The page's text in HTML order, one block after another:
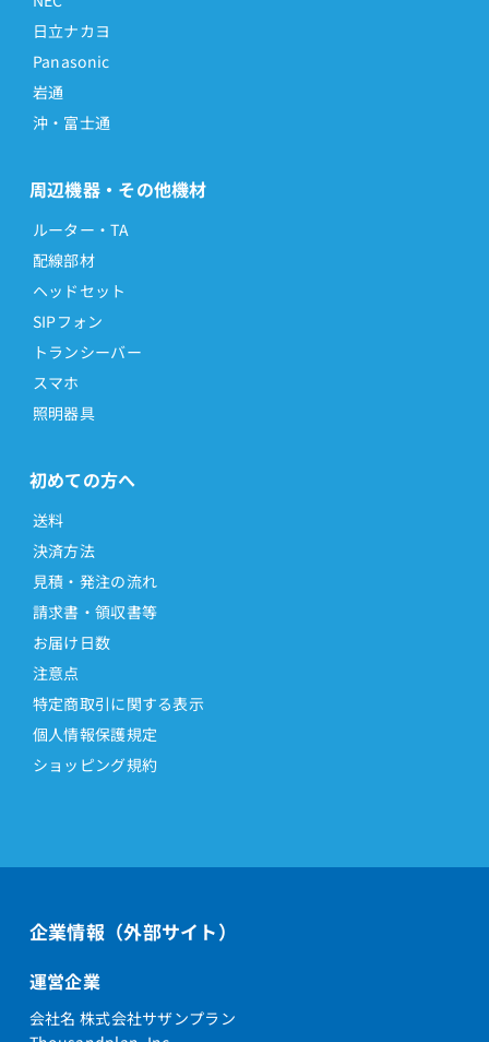
日立ナカヨ
Panasonic
岩通
沖・富士通
周辺機器・その他機材
ルーター・TA
配線部材
ヘッドセット
SIPフォン
トランシーバー
スマホ
照明器具
初めての方へ
送料
決済方法
見積・発注の流れ
請求書・領収書等
お届け日数
注意点
特定商取引に関する表示
個人情報保護規定
ショッピング規約
企業情報（外部サイト）
運営企業
会社名 株式会社サザンプラン